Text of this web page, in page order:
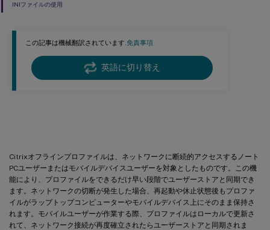
この記事は機械翻訳されています.免責事項
英語に切り替え
Citrixオフラインプロファイルは、ネットワークに断続的アクセスするノート
PCユーザーまたはモバイルデバイスユーザーを対象としたものです。この機
能により、プロファイルをできるだけ早い段階でユーザーストアと同期でき
ます。ネットワークの切断が発生した場合、再起動や休止状態後もプロファ
イルがラップトップコンピューターやモバイルデバイス上にそのまま保持さ
れます。モバイルユーザーが作業する際、プロファイルはローカルで更新さ
れて、ネットワーク接続が再度確立されたらユーザーストアと同期されま
INIファイルの使用